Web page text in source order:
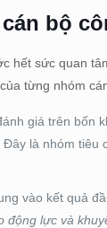
bộ
hết sức quan
từng nhóm
giá trên bốn
. Đây là nhóm
vào kết quả
động lực và